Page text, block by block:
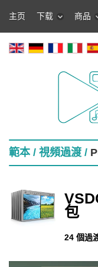
主页 下载 商品
範本 / 視頻過渡 /
包
24 個過